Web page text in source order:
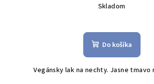
Skladom
Do košíka
Vegánsky lak na nechty. Jasne tmavo